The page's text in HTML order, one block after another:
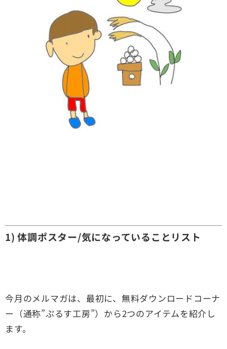
1) 体調ポスター/気になっていることリスト
今月のメルマガは、最初に、無料ダウンロードコーナ
ー（通称”ぷるす工房”）から2つのアイテムを紹介し
ます。